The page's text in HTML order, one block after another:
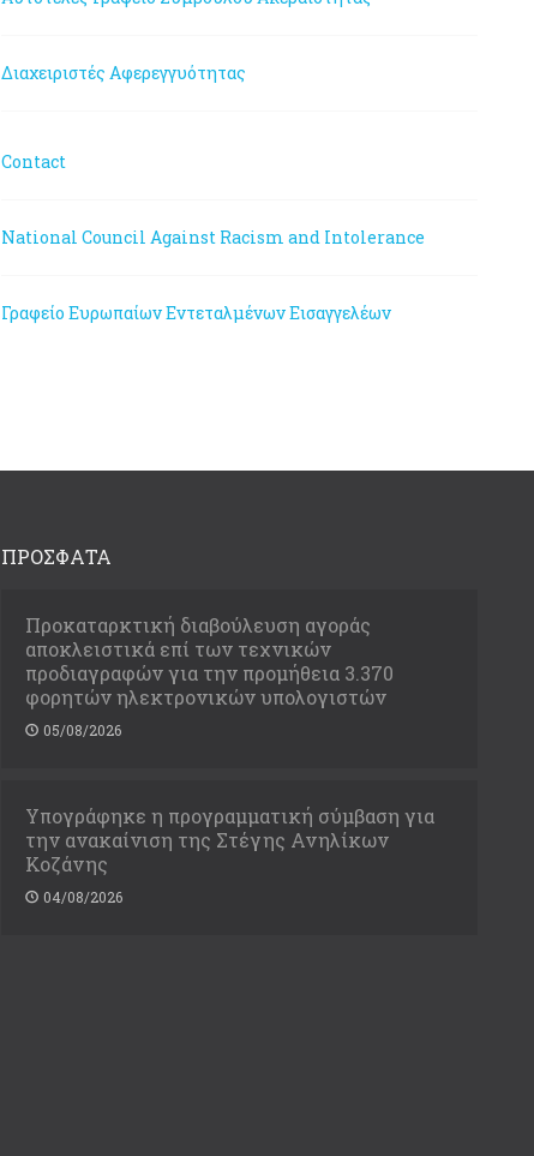
Διαχειριστές Αφερεγγυότητας
Contact
National Council Against Racism and Intolerance
Γραφείο Ευρωπαίων Εντεταλμένων Εισαγγελέων
ΠΡΟΣΦΑΤΑ
Προκαταρκτική διαβούλευση αγοράς
αποκλειστικά επί των τεχνικών
προδιαγραφών για την προμήθεια 3.370
φορητών ηλεκτρονικών υπολογιστών
05/08/2026
Υπογράφηκε η προγραμματική σύμβαση για
την ανακαίνιση της Στέγης Ανηλίκων
Κοζάνης
04/08/2026